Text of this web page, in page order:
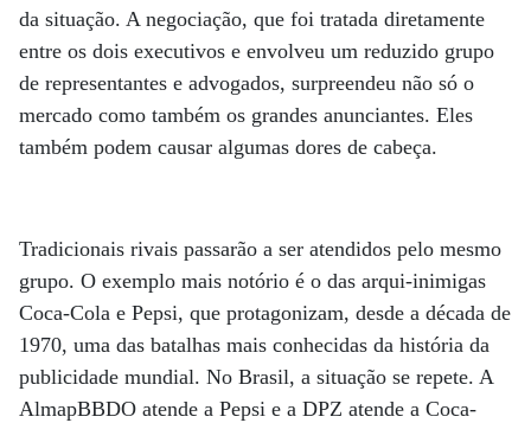
da situação. A negociação, que foi tratada diretamente
entre os dois executivos e envolveu um reduzido grupo
de representantes e advogados, surpreendeu não só o
mercado como também os grandes anunciantes. Eles
também podem causar algumas dores de cabeça.
Tradicionais rivais passarão a ser atendidos pelo mesmo
grupo. O exemplo mais notório é o das arqui-inimigas
Coca-Cola e Pepsi, que protagonizam, desde a década de
1970, uma das batalhas mais conhecidas da história da
publicidade mundial. No Brasil, a situação se repete. A
AlmapBBDO atende a Pepsi e a DPZ atende a Coca-